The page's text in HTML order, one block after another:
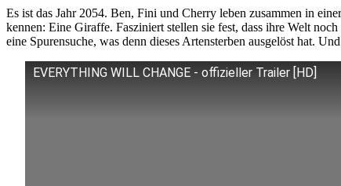
Es ist das Jahr 2054. Ben, Fini und Cherry leben zusammen in
kennen: Eine Giraffe. Fasziniert stellen sie fest, dass ihre Welt
eine Spurensuche, was denn dieses Artensterben ausgelöst hat.
EVERYTHING WILL CHANGE - offizieller Trailer [HD]